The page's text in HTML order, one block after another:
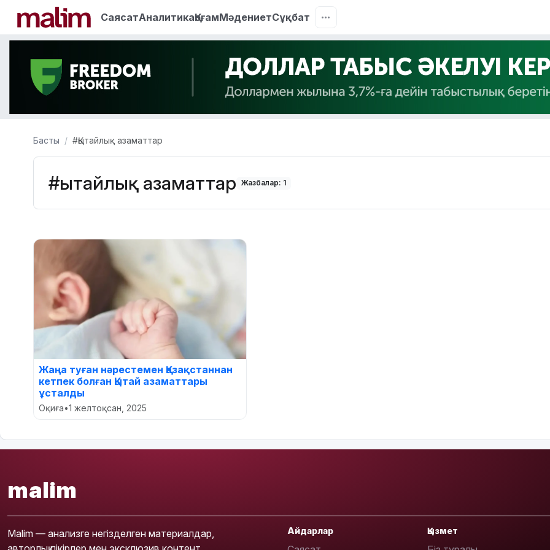
СаясатАналитикаҚоғамМәдениетСұқбат
Басты #Қытайлық азаматтар
#Қытайлық азаматтар Жазбалар: 1
Жаңа туған нәрестемен Қазақстаннан
кетпек болған Қытай азаматтары
ұсталды
Оқиға•1 желтоқсан, 2025
malim
Malim — анализге негізделген материалдар,
Айдарлар Қызмет